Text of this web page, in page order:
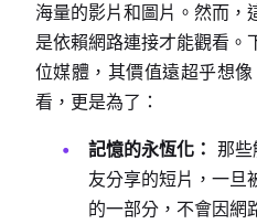
海量的影片和圖片。然而，
是依賴網路連接才能觀看。
位媒體，其價值遠超乎想
看，更是為了：
記憶的永恆化： 那些
友分享的短片，一旦
的一部分，不會因網